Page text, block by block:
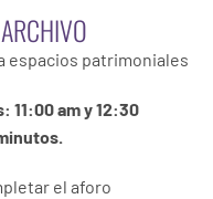
espacios patrimoniales
11:00 am y 12:30
el aforo